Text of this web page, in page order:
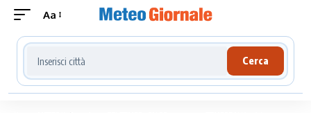
Aa
Cerca località meteo
Cerca